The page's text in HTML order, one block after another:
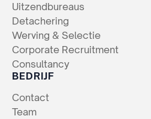
Uitzendbureaus
Detachering
Werving & Selectie
Corporate Recruitment
Consultancy
BEDRIJF
Contact
Team